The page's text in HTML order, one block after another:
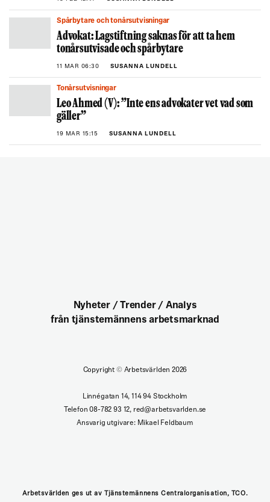
Spårbytare och tonårsutvisningar
Advokat: Lagstiftning saknas för att ta hem
tonårsutvisade och spårbytare
11 MAR 06:30 SUSANNA LUNDELL
Tonårsutvisningar
Leo Ahmed (V): ”Inte ens advokater vet vad som
gäller”
19 MAR 15:15 SUSANNA LUNDELL
Nyheter / Trender / Analys
från tjänstemännens arbetsmarknad
Copyright ©Arbetsvärlden 2026
Linnégatan 14, 114 94 Stockholm
Telefon 08-782 93 12, red@arbetsvarlden.se
Ansvarig utgivare: Mikael Feldbaum
Arbetsvärlden ges ut av Tjänstemännens Centralorganisation, TCO.